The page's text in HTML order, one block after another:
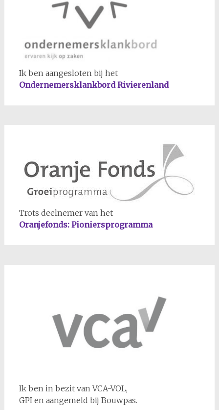
Ik ben aangesloten bij het
Ondernemersklankbord Rivierenland
Trots deelnemer van het
Oranjefonds: Pioniersprogramma
Ik ben in bezit van VCA-VOL,
GPI en aangemeld bij Bouwpas.